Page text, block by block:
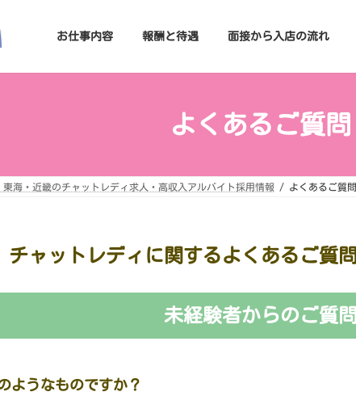
お仕事内容 報酬と待遇 面接から入店の流れ
よくあるご質問
海・近畿のチャットレディ求人・高収入アルバイト採用情報 よくあるご質問
チャットレディに関するよくあるご質問
未経験者からのご質問
ようなものですか？